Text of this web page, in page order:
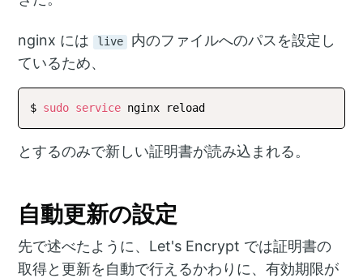
nginx には live
内のファイルへのパスを設定し
ているため、
$ sudo service
とするのみで新しい証明書が読み込まれる。
自動更新の設定
先で述べたように、Let's Encrypt では証明書の
取得と更新を自動で行えるかわりに、有効期限が